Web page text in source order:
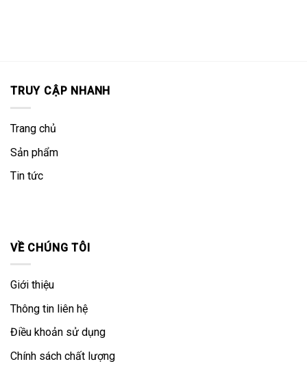
TRUY CẬP NHANH
Trang chủ
Sản phẩm
Tin tức
VỀ CHÚNG TÔI
Giới thiệu
Thông tin liên hệ
Điều khoản sử dụng
Chính sách chất lượng